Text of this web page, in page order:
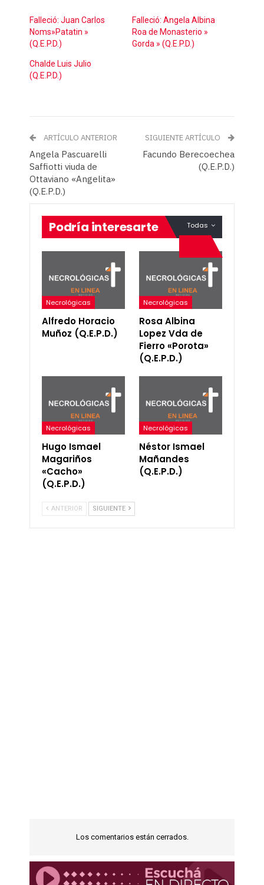
Falleció: Juan Carlos
Noms»Patatin »
(Q.E.P.D.)
Falleció: Angela Albina
Roa de Monasterio »
Gorda » (Q.E.P.D.)
Chalde Luis Julio
(Q.E.P.D.)
ARTÍCULO ANTERIOR
Angela Pascuarelli
Saffiotti viuda de
Ottaviano «Angelita»
(Q.E.P.D.)
SIGUIENTE ARTÍCULO
Facundo Berecoechea
(Q.E.P.D.)
Todas
Podría interesarte
Necrológicas
Alfredo Horacio
Muñoz (Q.E.P.D.)
Necrológicas
Rosa Albina
Lopez Vda de
Fierro «Porota»
(Q.E.P.D.)
Necrológicas
Hugo Ismael
Magariños
«Cacho»
(Q.E.P.D.)
Necrológicas
Néstor Ismael
Mañandes
(Q.E.P.D.)
ANTERIOR SIGUIENTE
Los comentarios están cerrados.